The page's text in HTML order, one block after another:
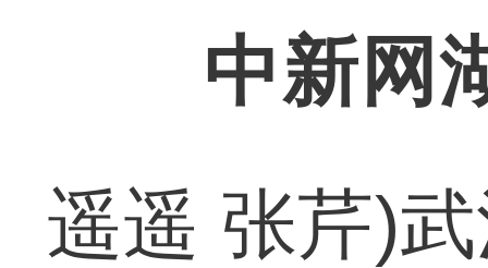
中新网
遥遥 张芹)